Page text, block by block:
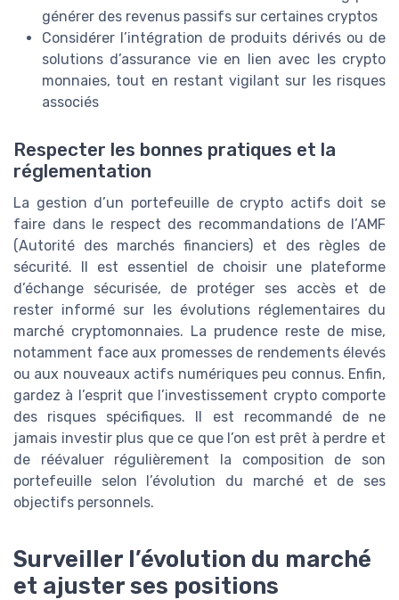
générer des revenus passifs sur certaines cryptos
Considérer l’intégration de produits dérivés ou de
solutions d’assurance vie en lien avec les crypto
monnaies, tout en restant vigilant sur les risques
associés
Respecter les bonnes pratiques et la
réglementation
La gestion d’un portefeuille de crypto actifs doit se
faire dans le respect des recommandations de l’AMF
(Autorité des marchés financiers) et des règles de
sécurité. Il est essentiel de choisir une plateforme
d’échange sécurisée, de protéger ses accès et de
rester informé sur les évolutions réglementaires du
marché cryptomonnaies. La prudence reste de mise,
notamment face aux promesses de rendements élevés
ou aux nouveaux actifs numériques peu connus. Enfin,
gardez à l’esprit que l’investissement crypto comporte
des risques spécifiques. Il est recommandé de ne
jamais investir plus que ce que l’on est prêt à perdre et
de réévaluer régulièrement la composition de son
portefeuille selon l’évolution du marché et de ses
objectifs personnels.
Surveiller l’évolution du marché
et ajuster ses positions